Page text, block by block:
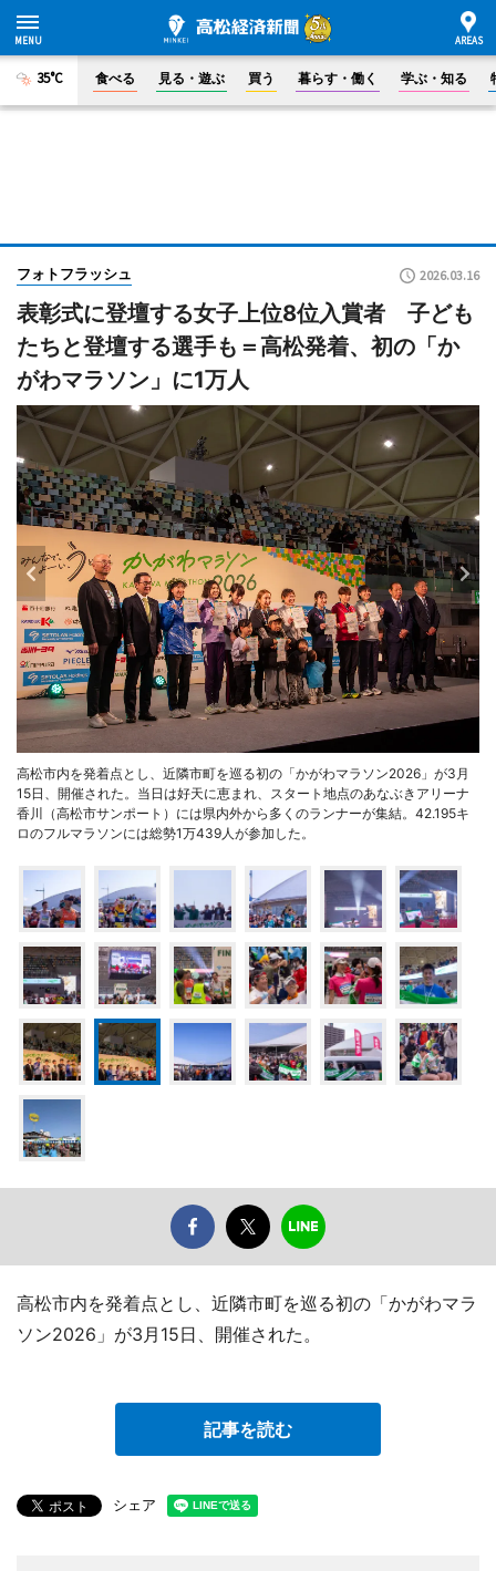
35°C 食べる 見る・遊ぶ 買う 暮らす・働く 学ぶ・知る
フォトフラッシュ 2026.03.16
表彰式に登壇する女子上位8位入賞者 子ども
たちと登壇する選手も＝高松発着、初の「か
がわマラソン」に1万人
高松市内を発着点とし、近隣市町を巡る初の「かがわマラソン2026」が3月
15日、開催された。当日は好天に恵まれ、スタート地点のあなぶきアリーナ
香川（高松市サンポート）には県内外から多くのランナーが集結。42.195キ
ロのフルマラソンには総勢1万439人が参加した。
高松市内を発着点とし、近隣市町を巡る初の「かがわマラ
ソン2026」が3月15日、開催された。
記事を読む
シェア